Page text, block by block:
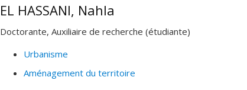
EL HASSANI, Nahla
Doctorante, Auxiliaire de recherche (étudiante)
Urbanisme
Aménagement du territoire